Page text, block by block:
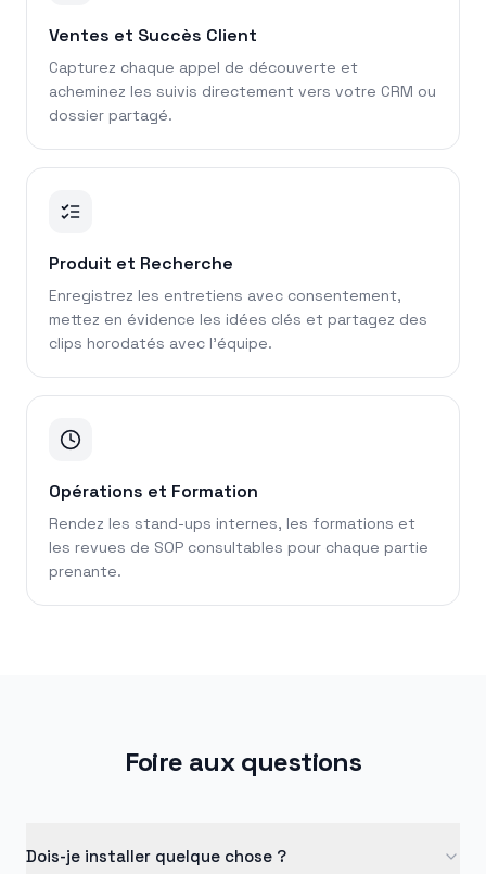
Ventes et Succès Client
Capturez chaque appel de découverte et
acheminez les suivis directement vers votre CRM ou
dossier partagé.
Produit et Recherche
Enregistrez les entretiens avec consentement,
mettez en évidence les idées clés et partagez des
clips horodatés avec l'équipe.
Opérations et Formation
Rendez les stand-ups internes, les formations et
les revues de SOP consultables pour chaque partie
prenante.
Foire aux questions
Dois-je installer quelque chose ?